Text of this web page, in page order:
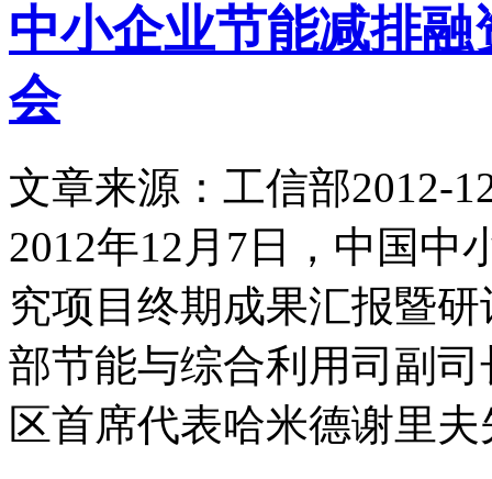
中小企业节能减排
会
文章来源：工信部2012-
2012年12月7日，中国中
究项目终期成果汇报暨
部节能与综合利用司副
区首席代表哈米德谢里夫